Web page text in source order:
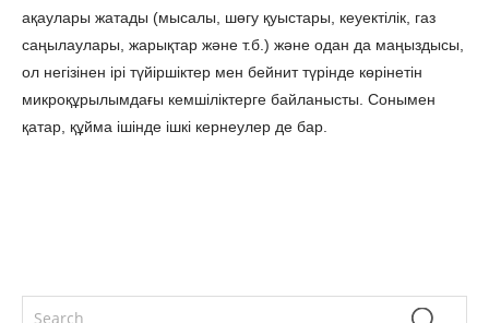
ақаулары жатады (мысалы, шөгу қуыстары, кеуектілік, газ
саңылаулары, жарықтар және т.б.) және одан да маңыздысы,
ол негізінен ірі түйіршіктер мен бейнит түрінде көрінетін
микроқұрылымдағы кемшіліктерге байланысты. Сонымен
қатар, құйма ішінде ішкі кернеулер де бар.